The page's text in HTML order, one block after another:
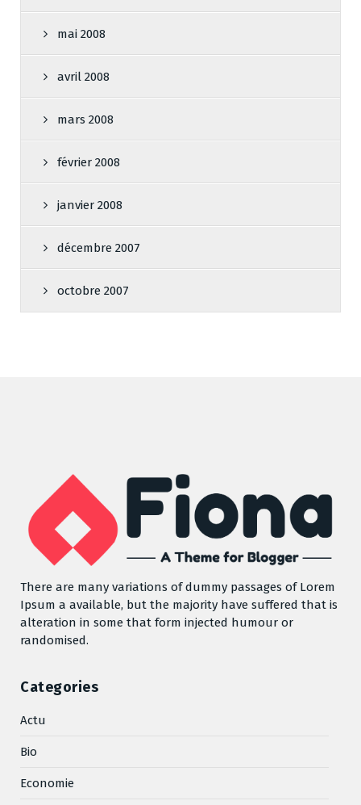
mai 2008
avril 2008
mars 2008
février 2008
janvier 2008
décembre 2007
octobre 2007
There are many variations of dummy passages of Lorem
Ipsum a available, but the majority have suffered that is
alteration in some that form injected humour or
randomised.
Categories
Actu
Bio
Economie